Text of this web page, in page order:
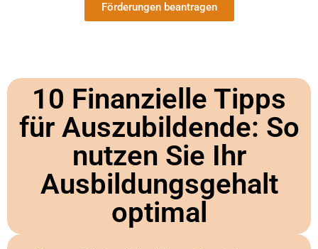
Förderungen beantragen
10 Finanzielle Tipps
für Auszubildende: So
nutzen Sie Ihr
Ausbildungsgehalt
optimal